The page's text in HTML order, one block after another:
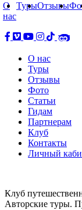
О
нас
ТурыОтзывы
О нас
Туры
Отзывы
Фото
Статьи
Гидам
Партнерам
Клуб
Контакты
Личный
Клуб
Авторские туры.